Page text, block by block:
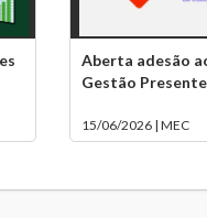
Aberta adesão
Gestão Presente
15/06/2026 | MEC